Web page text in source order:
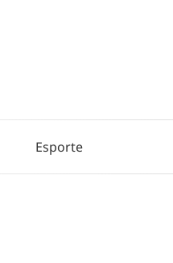
Esporte